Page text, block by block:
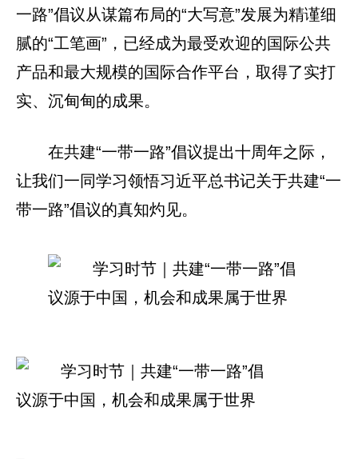
一路”倡议从谋篇布局的“大写意”发展为精谨细
腻的“工笔画”，已经成为最受欢迎的国际公共
产品和最大规模的国际合作平台，取得了实打
实、沉甸甸的成果。
在共建“一带一路”倡议提出十周年之际，
让我们一同学习领悟习近平总书记关于共建“一
带一路”倡议的真知灼见。